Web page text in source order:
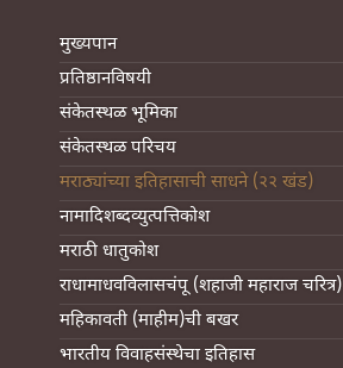
मुख्यपान
प्रतिष्ठानविषयी
संकेतस्थळ भूमिका
संकेतस्थळ परिचय
मराठ्यांच्या इतिहासाची साधने (२२ खंड)
नामादिशब्दव्युत्पत्तिकोश
मराठी धातुकोश
राधामाधवविलासचंपू (शहाजी महाराज चरित्र)
महिकावती (माहीम)ची बखर
भारतीय विवाहसंस्थेचा इतिहास